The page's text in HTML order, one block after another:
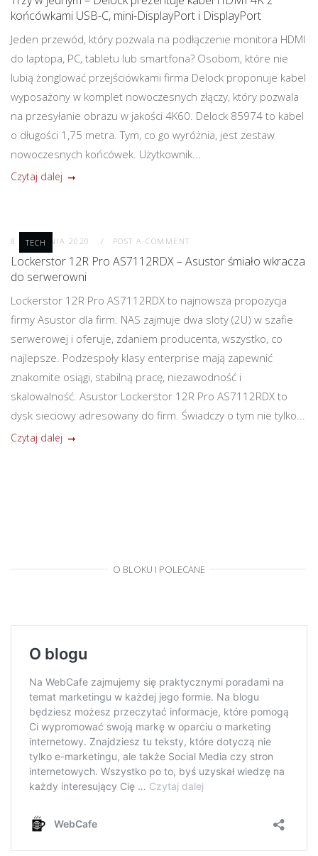
końcówkami USB-C, mini-DisplayPort i DisplayPort
Jeden przewód, który pozwala na podłączenie monitora HDMI
do laptopa, PC, tabletu lub smartfona? Osobom, które nie
lubią żonglować przejściówkami firma Delock proponuje kabel
wyposażony w komplet nowoczesnych złączy, który pozwala
na przesyłanie obrazu w jakości 4K60. Delock 85974 to kabel
o długości 1,75 metra. Tym, co go wyróżnia, jest zestaw
nowoczesnych końcówek. Użytkownik...
Czytaj dalej
TECH
8 WRZEŚNIA 2020 POST A COMMENT
Lockerstor 12R Pro AS7112RDX – Asustor śmiało wkracza
do serwerowni
Lockerstor 12R Pro AS7112RDX to najnowsza propozycja
firmy Asustor dla firm. NAS zajmuje dwa sloty (2U) w szafie
serwerowej i oferuje, zdaniem producenta, wszystko, co
najlepsze. Podzespoły klasy enterprise mają zapewnić
znakomite osiągi, stabilną pracę, niezawodność i
skalowalność. Asustor Lockerstor 12R Pro AS7112RDX to
dysk sieciowy adresowany do firm. Świadczy o tym nie tylko...
Czytaj dalej
O BLOKU I POLECANE